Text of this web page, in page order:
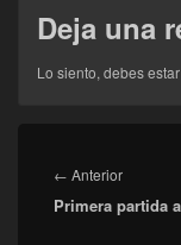
Deja una
Lo siento, debes estar
de
entradas
← AnteriorEntrada
anterior:
Primera partida